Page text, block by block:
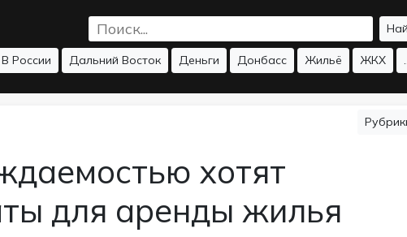
В России Дальний Восток Деньги Донбасс Жильё ЖКХ
хотят
для аренды жилья